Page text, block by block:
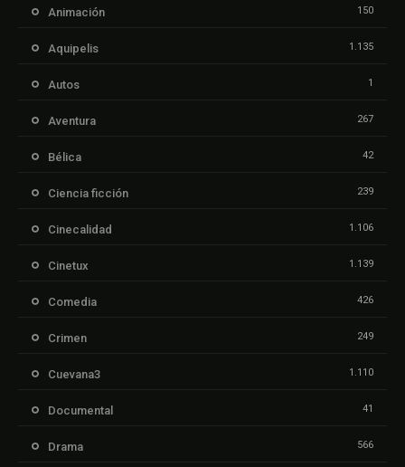
Animación 150
Aquipelis 1.135
Autos 1
Aventura 267
Bélica 42
Ciencia ficción 239
Cinecalidad 1.106
Cinetux 1.139
Comedia 426
Crimen 249
Cuevana3 1.110
Documental 41
Drama 566